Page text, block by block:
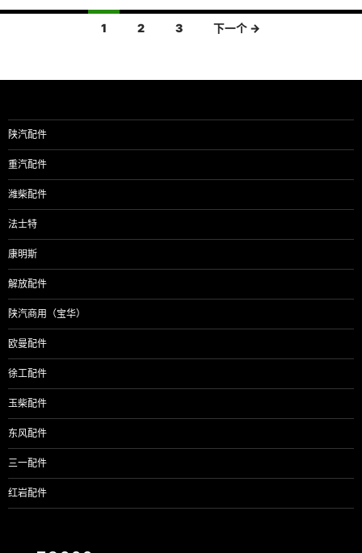
导
1 2 3 下一个 →
陕汽配件
重汽配件
潍柴配件
法士特
康明斯
解放配件
陕汽商用（宝华）
欧曼配件
徐工配件
玉柴配件
东风配件
三一配件
红岩配件